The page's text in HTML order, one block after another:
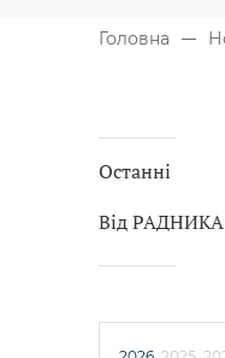
Головна
Останні
Від РАДНИКА